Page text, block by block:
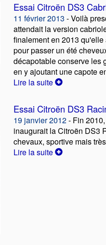
Essai Citroën DS3
11 février 2013 - Voilà
attendait la version
finalement en 2013
pour passer un été
décapotable conserve les
en y ajoutant une capote
Lire la suite
Essai Citroën DS3
19 janvier 2012- Fin
inaugurait la Citroën DS3
chevaux, sportive mais
Lire la suite